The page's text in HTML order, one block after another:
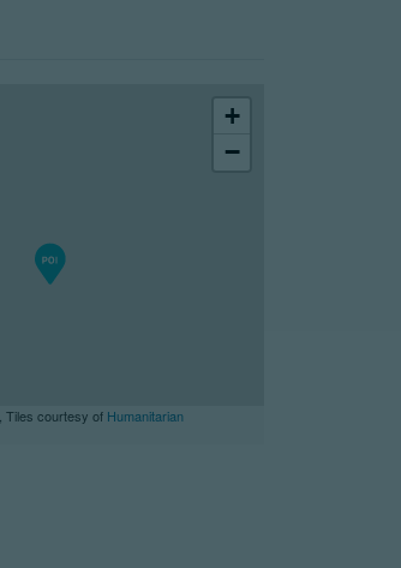
+
−
, Tiles courtesy of Humanitarian